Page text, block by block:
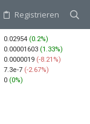
Registrieren
0.02954 (0.2%)
0.00001603 (1.33%)
0.0000019 (-8.21%)
7.3e-7 (-2.67%)
0 (0%)